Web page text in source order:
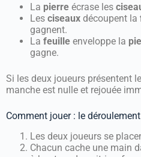
La pierre écrase les
Les ciseaux découpent la
gagnent.
La feuille enveloppe la
gagne.
Si les deux joueurs présentent
manche est nulle et rejouée
Comment jouer : le
Les deux joueurs se
Chacun cache une main